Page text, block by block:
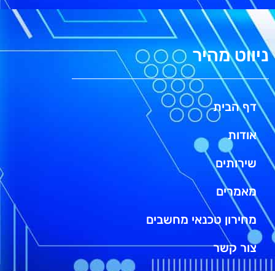
ניווט מהיר
דף הבית
אודות
שירותים
מאמרים
מחירון טכנאי מחשבים
צור קשר